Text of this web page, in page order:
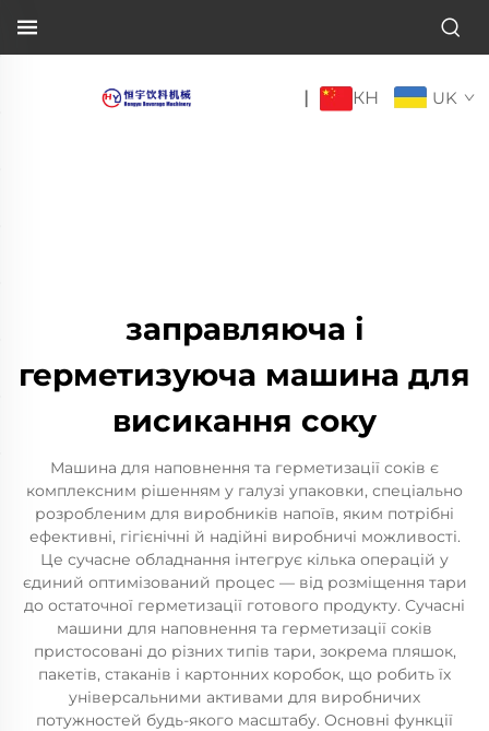
| КН UK
заправляюча і
герметизуюча машина для
висикання соку
Машина для наповнення та герметизації соків є
комплексним рішенням у галузі упаковки, спеціально
розробленим для виробників напоїв, яким потрібні
ефективні, гігієнічні й надійні виробничі можливості.
Це сучасне обладнання інтегрує кілька операцій у
єдиний оптимізований процес — від розміщення тари
до остаточної герметизації готового продукту. Сучасні
машини для наповнення та герметизації соків
пристосовані до різних типів тари, зокрема пляшок,
пакетів, стаканів і картонних коробок, що робить їх
універсальними активами для виробничих
потужностей будь-якого масштабу. Основні функції